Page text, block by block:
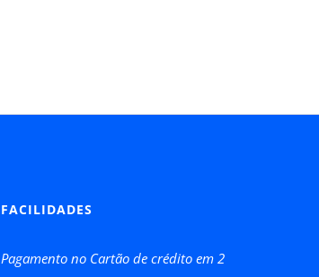
FACILIDADES
Pagamento no Cartão de crédito em 2